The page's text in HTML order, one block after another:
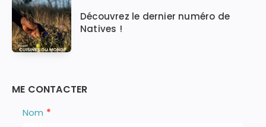
Découvrez le dernier numéro de
Natives !
ME CONTACTER
Nous
Nom *
S